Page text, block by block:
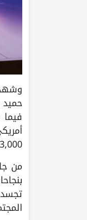
3,000 دولار أمريكي، وذلك تقديراً لمسيرتهن الملهمة وإسهاماتهن الريادية المتميزة.
من